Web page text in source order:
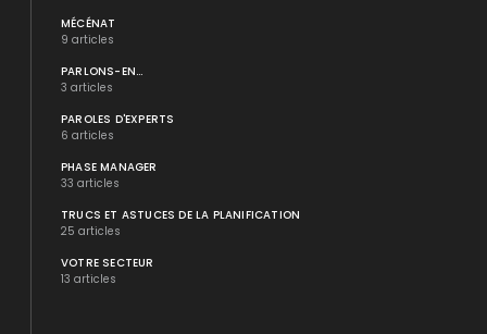
MÉCÉNAT
9 articles
PARLONS-EN...
3 articles
PAROLES D'EXPERTS
6 articles
PHASE MANAGER
33 articles
TRUCS ET ASTUCES DE LA PLANIFICATION
25 articles
VOTRE SECTEUR
13 articles